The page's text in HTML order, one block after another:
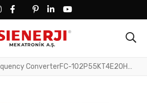
FACEBOOK SOCIAL LINK
FACEBOOK SOCIAL LINK
TWITTER SOCIAL LINK
PINTEREST SOCIAL LINK
LINKEDIN SOCIAL LINK
YOUTUBE SOCIAL LINK
Frequency ConverterFC-102P55KT4E20H2XNXXXXSXXXXAXBXCXXXXDXVLT® HVAC Drive FC-102(P55K) 55 KW / 75 HP, Three phase380 - 480 VAC, (E20) IP20 / ChassisRFI FilterNo brake chopperNumerical Loc. Cont. PanelNot coated PCB, No Mains OptionLatest release std. SW.Frame: C3No C1 option, No D optionNo A Option,